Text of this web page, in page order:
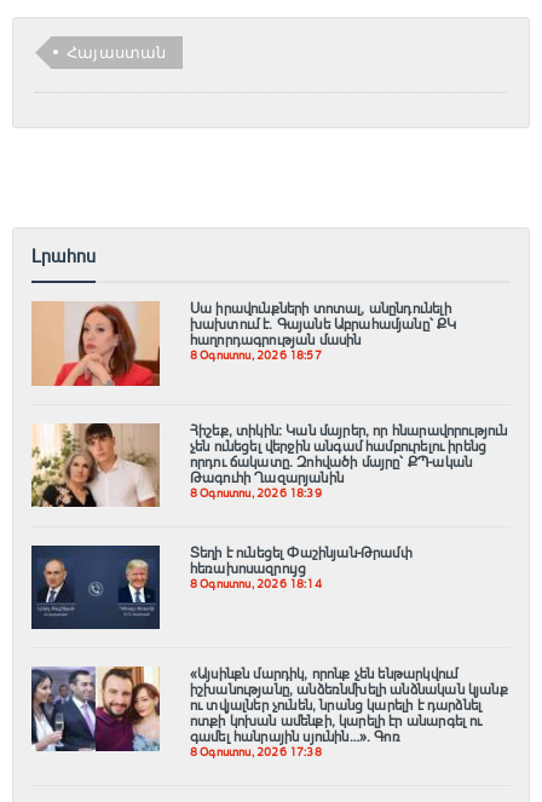
Հայաստան
Լրահոս
Սա իրավունքների տոտալ, անընդունելի
խախտում է. Գայանե Աբրահամյանը՝ ՔԿ
հաղորդագրության մասին
8 Օգոստոս, 2026 18:57
Հիշեք, տիկին։ Կան մայրեր, որ հնարավորություն
չեն ունեցել վերջին անգամ համբուրելու իրենց
որդու ճակատը. Զոհվածի մայրը՝ ՔՊ-ական
Թագուհի Ղազարյանին
8 Օգոստոս, 2026 18:39
Տեղի է ունեցել Փաշինյան-Թրամփ
հեռախոսազրույց
8 Օգոստոս, 2026 18:14
«Այսինքն մարդիկ, որոնք չեն ենթարկվում
իշխանությանը, անձեռնմխելի անձնական կյանք
ու տվյալներ չունեն, նրանց կարելի է դարձնել
ոտքի կոխան ամենքի, կարելի էր անարգել ու
գամել հանրային սյունին…». Գոռ
8 Օգոստոս, 2026 17:38